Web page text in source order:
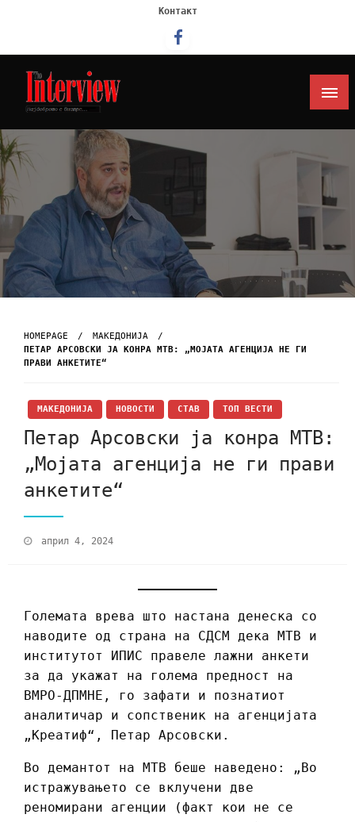
Контакт
Интервју
HOMEPAGE
МАКЕДОНИЈА
ПЕТАР АРСОВСКИ ЈА КОНРА МТВ: „МОЈАТА АГЕНЦИЈА НЕ ГИ
ПРАВИ АНКЕТИТЕ“
МАКЕДОНИЈА НОВОСТИ СТАВ ТОП ВЕСТИ
Петар Арсовски ја конра МТВ:
„Мојата агенција не ги прави
анкетите“
април 4, 2024
Големата врева што настана денеска со
наводите од страна на СДСМ дека МТВ и
институтот ИПИС правеле лажни анкети
за да укажат на голема предност на
ВМРО-ДПМНЕ, го зафати и познатиот
аналитичар и сопственик на агенцијата
„Креатиф“, Петар Арсовски.
Во демантот на МТВ беше наведено: „Во
истражувањето се вклучени две
реномирани агенции (факт кои не се